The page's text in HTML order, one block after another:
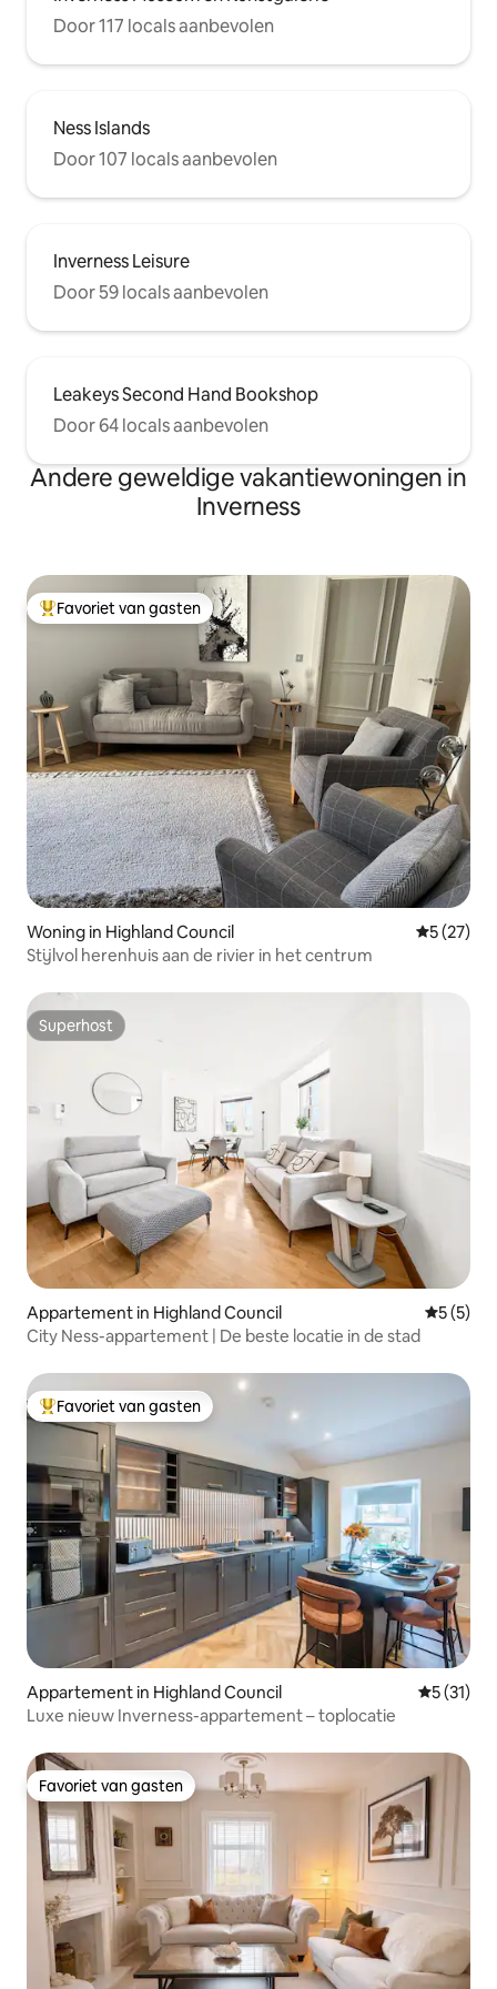
Door 117 locals aanbevolen
Ness Islands
Door 107 locals aanbevolen
Inverness Leisure
Door 59 locals aanbevolen
Leakeys Second Hand Bookshop
Door 64 locals aanbevolen
Andere geweldige vakantiewoningen in
Inverness
Topfavoriet van gasten
Favoriet van gasten
Woning in Highland Council
5 (27)
Stijlvol herenhuis aan de rivier in het centrum
Superhost
Superhost
Appartement in Highland Council
5 (5)
City Ness-appartement | De beste locatie in de stad
Topfavoriet van gasten
Favoriet van gasten
Appartement in Highland Council
5 (31)
Luxe nieuw Inverness-appartement – toplocatie
Favoriet van gasten
Favoriet van gasten